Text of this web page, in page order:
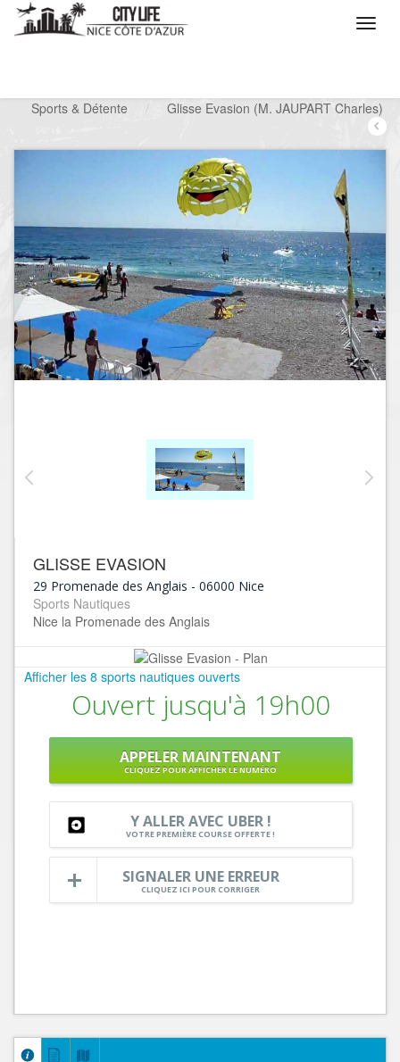
Sports & Détente
/ Glisse Evasion (M. JAUPART Charles)
GLISSE EVASION
29 Promenade des Anglais - 06000 Nice
Sports Nautiques
Nice la Promenade des Anglais
Afficher les 8 sports nautiques ouverts
Ouvert jusqu'à 19h00
APPELER MAINTENANT
CLIQUEZ POUR AFFICHER LE NUMÉRO
Y ALLER AVEC UBER !
VOTRE PREMIÈRE COURSE OFFERTE !
SIGNALER UNE ERREUR
CLIQUEZ ICI POUR CORRIGER